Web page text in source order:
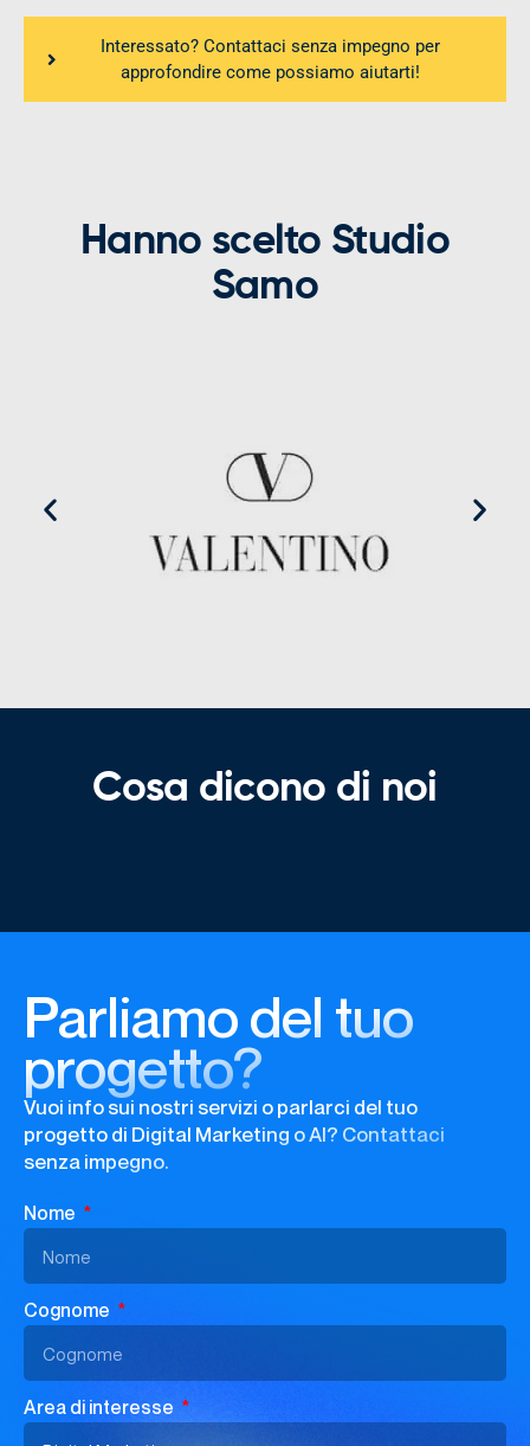
Interessato? Contattaci senza impegno per
approfondire come possiamo aiutarti!
Hanno scelto Studio
Samo
Cosa dicono di noi
Parliamo del tuo
progetto?
Vuoi info sui nostri servizi o parlarci del tuo
progetto di Digital Marketing o AI? Contattaci
senza impegno.
Nome
Cognome
Area di interesse